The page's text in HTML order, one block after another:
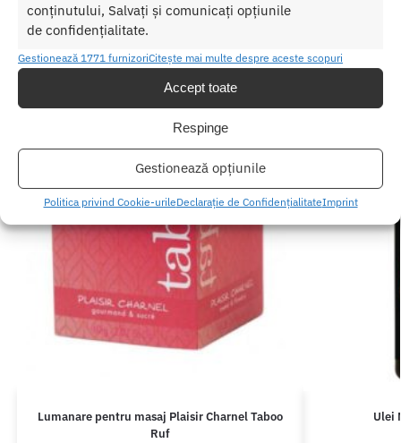
conținutului, Salvați și comunicați opțiunile
de confidențialitate.
Gestionează 1771 furnizoriCitește mai multe despre aceste scopuri
Accept toate
Respinge
Gestionează opțiunile
Politica privind Cookie-urileDeclarație de ConfidențialitateImprint
Produse similare
Lumanare pentru masaj Plaisir Charnel Taboo
Ruf
Ulei